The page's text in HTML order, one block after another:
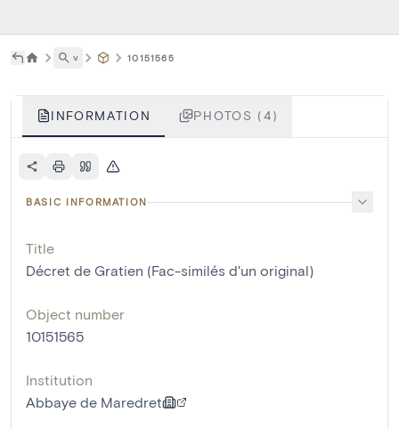
˅ 10151565
INFORMATION PHOTOS (4)
BASIC INFORMATION
Title
Décret de Gratien (Fac-similés d'un original)
Object number
10151565
Institution
Abbaye de Maredret